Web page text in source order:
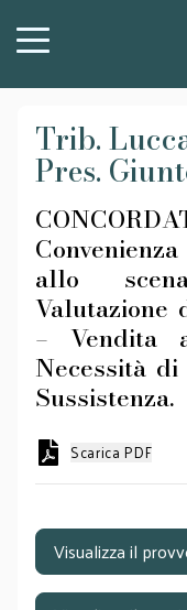
Trib.
Pres.
allo
Valutazione
– Vendita
Necessità
Sussistenza.
Scarica PDF
Visualizza il